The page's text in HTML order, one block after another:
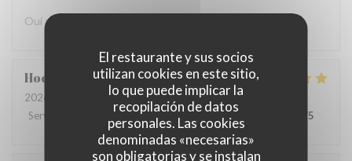
El restaurante y sus socios
utilizan cookies en este sitio,
lo que puede implicar la
recopilación de datos
personales. Las cookies
denominadas «necesarias»
son obligatorias y se instalan
Oui avec plaisir
Hochedez T
2026-08-05
- 12:30 - Invitados 2
Servicio
Ambiente:5/5 Menú: 5 /5 Calidad / Precio /5